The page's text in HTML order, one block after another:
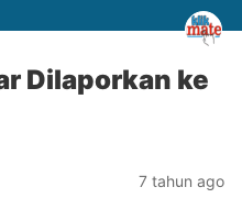
Dilaporkan ke
7 tahun ago